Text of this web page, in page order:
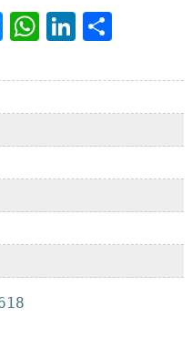
Messenger
WhatsApp
LinkedIn